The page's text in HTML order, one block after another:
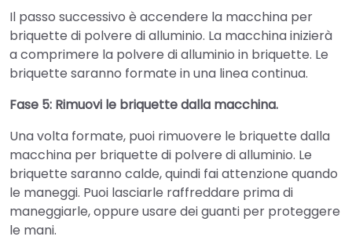
Il passo successivo è accendere la macchina per
briquette di polvere di alluminio. La macchina inizierà
a comprimere la polvere di alluminio in briquette. Le
briquette saranno formate in una linea continua.
Fase 5: Rimuovi le briquette dalla macchina.
Una volta formate, puoi rimuovere le briquette dalla
macchina per briquette di polvere di alluminio. Le
briquette saranno calde, quindi fai attenzione quando
le maneggi. Puoi lasciarle raffreddare prima di
maneggiarle, oppure usare dei guanti per proteggere
le mani.